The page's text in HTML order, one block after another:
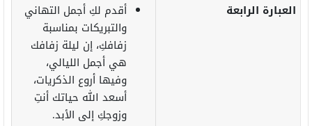
العبارة الرابعة
أقدم لكِ أجمل التهاني
والتبريكات بمناسبة
زفافكِ، إن ليلة زفافك
هي أجمل الليالي،
وفيها أروع الذكريات،
أسعد الله حياتك أنتِ
وزوجكِ إلى الأبد.